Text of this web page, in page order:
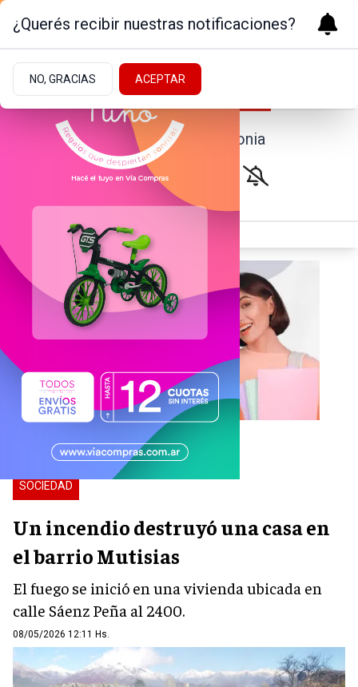
Noticias de la Patagonia
SOCIEDAD
Un incendio destruyó una casa en
el barrio Mutisias
El fuego se inició en una vivienda ubicada en
calle Sáenz Peña al 2400.
08/05/2026 12:11 Hs.
¿Querés recibir nuestras notificaciones?
NO, GRACIAS ACEPTAR